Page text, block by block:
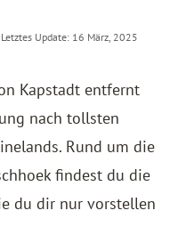
Letztes Update: 16 März, 2025
Kapstadt entfernt
nach tollsten
Rund um die
findest du die
du dir nur vorstellen